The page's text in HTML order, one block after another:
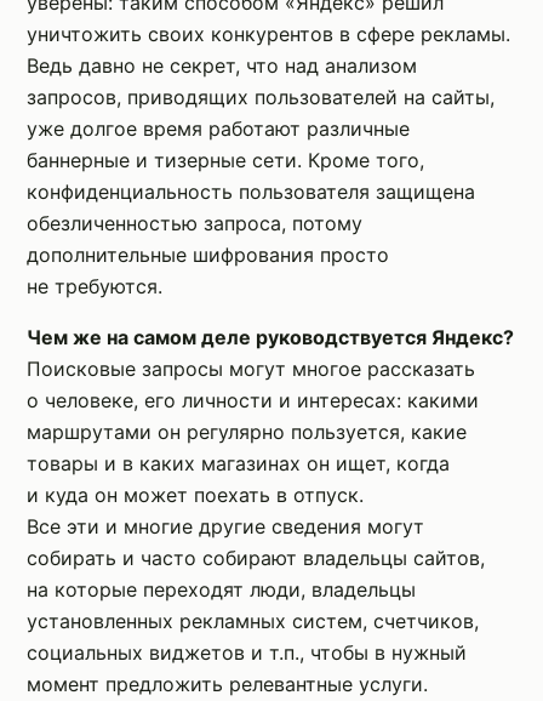
уничтожить своих конкурентов в сфере рекламы.
Ведь давно не секрет, что над анализом
запросов, приводящих пользователей на сайты,
уже долгое время работают различные
баннерные и тизерные сети. Кроме того,
конфиденциальность пользователя защищена
обезличенностью запроса, потому
дополнительные шифрования просто
не требуются.
Чем же на самом деле руководствуется Яндекс?
Поисковые запросы могут многое рассказать
о человеке, его личности и интересах: какими
маршрутами он регулярно пользуется, какие
товары и в каких магазинах он ищет, когда
и куда он может поехать в отпуск.
Все эти и многие другие сведения могут
собирать и часто собирают владельцы сайтов,
на которые переходят люди, владельцы
установленных рекламных систем, счетчиков,
социальных виджетов и т.п., чтобы в нужный
момент предложить релевантные услуги.